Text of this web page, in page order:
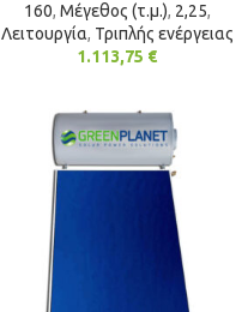
160, Μέγεθος (τ.μ.), 2,25,
Λειτουργία, Τριπλής ενέργειας
1.113,75 €